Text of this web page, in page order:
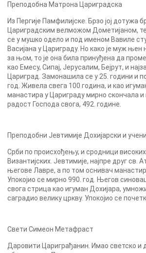
Преподобна Матрона Цариградска
Из Пергије Памфилијске. Брзо јој дотужа
Цариградским велможом Дометијаном,
се у мушко одело и под именом Вавиле
Васијана у Цариграду. Но како је муж њен
за њом, то је она била принуђена да
као Емесу, Сипај, Јерусалим, Бејрут, и
Цариград. Замонашила се у 25. години и
год. Живела свега 100 година, и као
манастира у Цариграду мирно скончала и
радост Господа свога, 492. године.
Преподобни Јевтимије Дохијарски и
Срби по происхођењу, и сродници
Византијских. Јевтимије, најпре друг св.
његове Лавре, а по том оснивач
Упокојио се мирно 990. год. Његов
свога стрица као игуман Дохијара,
саградио велику цркву. Упокојио се
Свети Симеон Метафраст
Даровити Цариграђанин. Имао светско и